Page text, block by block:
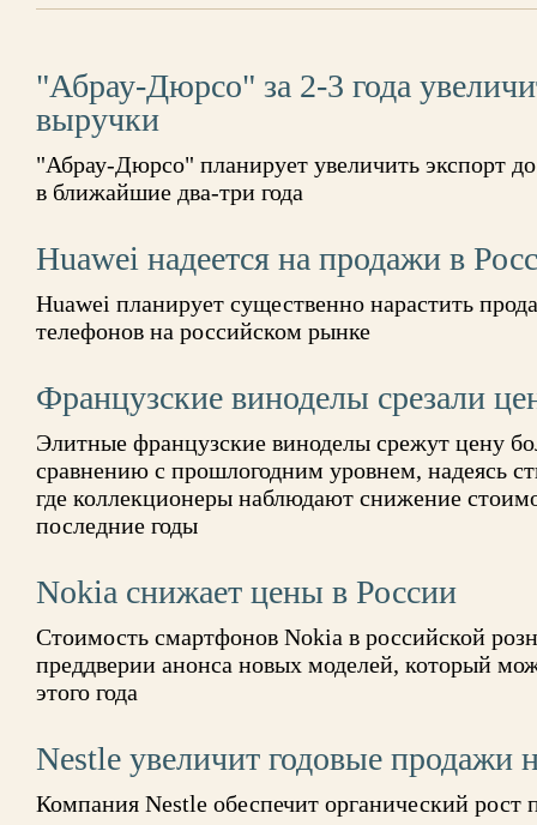
"Абрау-Дюрсо" за 2-3 года
выручки
"Абрау-Дюрсо" планирует увеличить экспорт
в ближайшие два-три года
Huawei надеется на продажи в
Huawei планирует существенно нарастить
телефонов на российском рынке
Французские виноделы срезали
Элитные французские виноделы срежут цену
сравнению с прошлогодним уровнем, надеясь
где коллекционеры наблюдают снижение
последние годы
Nokia снижает цены в России
Стоимость смартфонов Nokia в российской
преддверии анонса новых моделей, который
этого года
Nestle увеличит годовые продажи
Компания Nestle обеспечит органический рост